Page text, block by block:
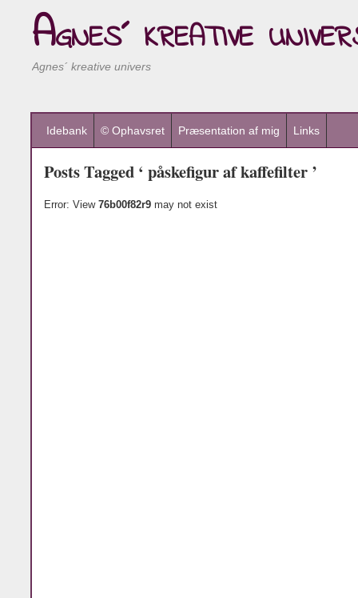
Agnes´ kreative
Agnes´ kreative univers
Idebank © Ophavsret Præsentation af mig Links
Posts Tagged ‘ påskefigur af kaffefilter ’
Error: View 76b00f82r9 may not exist